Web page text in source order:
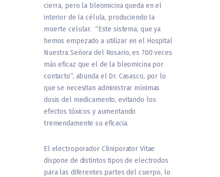
cierra, pero la bleomicina queda en el
interior de la célula, produciendo la
muerte celular. “Este sistema, que ya
hemos empezado a utilizar en el Hospital
Nuestra Señora del Rosario, es 700 veces
más eficaz que el de la bleomicina por
contacto”, abunda el Dr. Casasco, por lo
que se necesitan administrar mínimas
dosis del medicamento, evitando los
efectos tóxicos y aumentando
tremendamente su eficacia.
El electroporador Cliniporator Vitae
dispone de distintos tipos de electrodos
para las diferentes partes del cuerpo, lo